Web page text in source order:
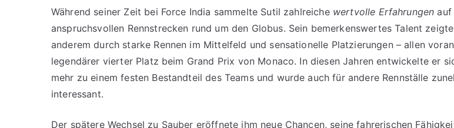
Während seiner Zeit bei Force India sammelte Sutil zahlreiche wertvolle Erfahrungen auf
anspruchsvollen Rennstrecken rund um den Globus. Sein bemerkenswertes Talent
anderem durch starke Rennen im Mittelfeld und sensationelle Platzierungen – allen
legendärer vierter Platz beim Grand Prix von Monaco. In diesen Jahren entwickelte er
mehr zu einem festen Bestandteil des Teams und wurde auch für andere Rennställe
interessant.
Der spätere Wechsel zu Sauber eröffnete ihm neue Chancen, seine fahrerischen